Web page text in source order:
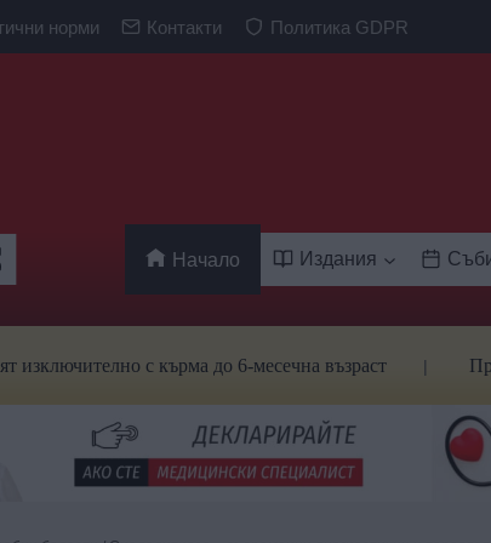
норми Контакти Политика GDPR
Начало Издания
с кърма до 6-месечна възраст Проф.